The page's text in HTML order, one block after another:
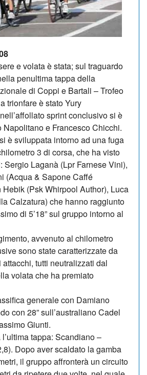
e volata è stata; sul traguardo
penultima tappa della
di Coppi e Bartali – Trofeo
trionfare è stato Yury
sprint conclusivo si è
Napolitano e Francesco Chicchi.
è sviluppata intorno ad una fuga
3 di corsa, che ha visto
Sergio Laganà (Lpr Farnese Vini),
(Acqua & Sapone Caffé
Hebik (Psk Whirpool Author), Luca
Calzatura) che hanno raggiunto
di 5’18” sul gruppo intorno al
avvenuto al chilometro
sono state caratterizzate da
tutti neutralizzati dal
volata che ha premiato
generale con Damiano
con 28” sull’australiano Cadel
Giunti.
tappa: Scandiano –
Dopo aver scaldato la gamba
il gruppo affronterà un circuito